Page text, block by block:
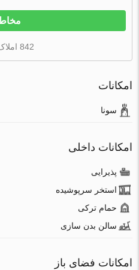
842 املاک بیشتر
امکانات
سونا
امکانات داخلی
پذیرایی
استخر سرپوشیده
حمام ترکی
سالن بدن سازی
امکانات فضای باز